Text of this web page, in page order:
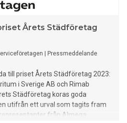
Årets Städföretag
Pressmeddelande
till priset Årets Städföretag 2023:
i Sverige AB och Rimab
Städföretag koras goda
utifrån ett urval som tagits fram
från Almega